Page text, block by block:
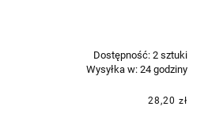
Dostępność: 2 sztuki
Wysyłka w: 24 godziny
28,20 zł